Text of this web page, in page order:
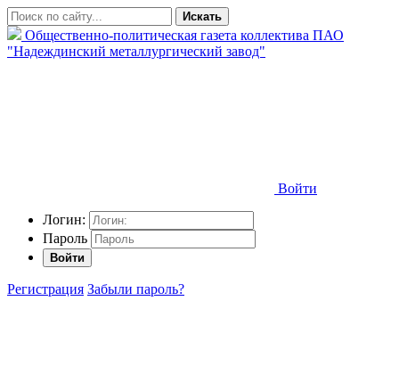
Искать
Общественно-политическая газета коллектива ПАО
"Надеждинский металлургический завод"
Войти
Логин:
Пароль
Войти
Регистрация Забыли пароль?